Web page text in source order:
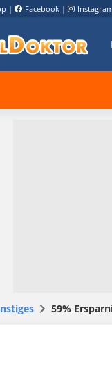
| Facebook |
59%